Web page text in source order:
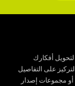
أفكارك
على التفاصيل
مجموعات إصدار